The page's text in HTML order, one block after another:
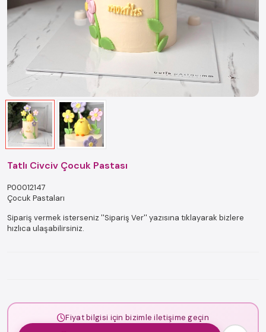
Tatlı Civciv Çocuk Pastası
P00012147
Çocuk Pastaları
Sipariş vermek isterseniz ''Sipariş Ver'' yazısına tıklayarak bizlere
hızlıca ulaşabilirsiniz.
Fiyat bilgisi için bizimle iletişime geçin